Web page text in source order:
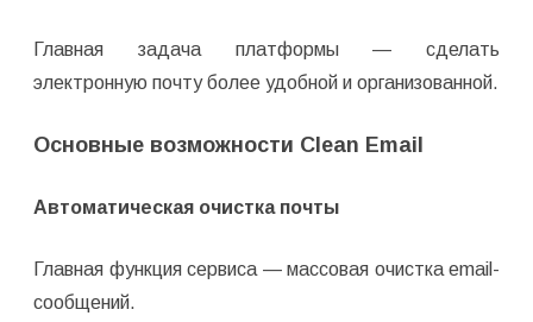
Главная задача платформы — сделать
электронную почту более удобной и организованной.
Основные возможности Clean Email
Автоматическая очистка почты
Главная функция сервиса — массовая очистка email-
сообщений.